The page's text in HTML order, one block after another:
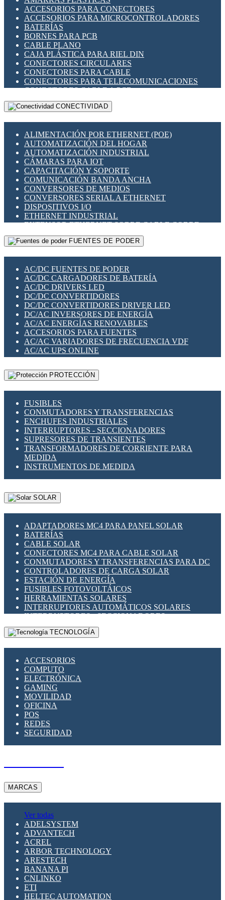
INDICADORES PARA PANEL
INTERFACES DE RELÉ
INTERRUPTORES FIN DE CARRERA
LLAVES CONMUTADORAS
MEDIDORES DE ENERGÍA Y TC'S DE CORRIENTE
MOTORES PASO A PASO
PANTALLAS HMI
PLC -CONTROLADORES LÓGICO PROGRAMABLES
PROGRAMADORES DE HORARIO
RELÉS DE PROTECCIÓN
SENSORES CAPACITIVOS
SENSORES INDUCTIVOS
TEMPORIZADORES
VARIACS
VARIADORES DE FRECUENCIA [VDF]
SECCIONADORES - INTERRUPTORES
MAQUINARIA
ACCESORIOS PARA CONECTORES
ACCESORIOS PARA MICROCONTROLADORES
BATERÍAS
BORNES PARA PCB
CABLE PLANO
CAJA PLÁSTICA PARA RIEL DIN
CONECTORES CIRCULARES
CONECTORES PARA CABLE
CONECTORES PARA TELECOMUNICACIONES
CONECTORES CABLE A PCB
CONECTORES PCB A CABLE
DIP SWITCHES
HERRAMIENTAS VARIAS
ILUMINACIÓN LED
INTERRUPTORES REED
INTERFACES DE RELÉ
OTROS RELÉS
PROTECCIÓN TÉRMICA
RELÉS AUTOMOTRICES
RELÉS DE SEÑAL
RELÉS DE ESTADO SÓLIDO SSR
RELÉS INDUSTRIALES
RELÉS MINIATURA DE POTENCIA
SENSORES MAGNÉTICOS
SWITCH Y MICROSWITCH
TARJETAS PI
UNIÓN Y DERIVACIÓN DE CABLE
CONECTIVIDAD
ALIMENTACIÓN POR ETHERNET (POE)
AUTOMATIZACIÓN DEL HOGAR
AUTOMATIZACIÓN INDUSTRIAL
CÁMARAS PARA IOT
CAPACITACIÓN Y SOPORTE
COMUNICACIÓN BANDA ANCHA
CONVERSORES DE MEDIOS
CONVERSORES SERIAL A ETHERNET
DISPOSITIVOS I/O
ETHERNET INDUSTRIAL
EXTENSOR ETHERNET SOBRE CABLE COBRE
GATEWAY LORAWAN
GESTIÓN DE REDES
PLACAS MODULARES IOT
SWITCHES Y REDES WIFI
SOLUCIONES IOT
SOLUCIONES LORAWAN
SOLUCIONES RED CELULAR
SEGURIDAD PARA REDES
SWITCHES LAN
TELEFONÍA IP (VOIP)
VIGILANCIA IP (CCTV)
MESHTASTIC
FUENTES DE PODER
AC/DC FUENTES DE PODER
AC/DC CARGADORES DE BATERÍA
AC/DC DRIVERS LED
DC/DC CONVERTIDORES
DC/DC CONVERTIDORES DRIVER LED
DC/AC INVERSORES DE ENERGÍA
AC/AC ENERGÍAS RENOVABLES
ACCESORIOS PARA FUENTES
AC/AC VARIADORES DE FRECUENCIA VDF
AC/AC UPS ONLINE
PROTECCIÓN
FUSIBLES
CONMUTADORES Y TRANSFERENCIAS
ENCHUFES INDUSTRIALES
INTERRUPTORES - SECCIONADORES
SUPRESORES DE TRANSIENTES
TRANSFORMADORES DE CORRIENTE PARA
MEDIDA
INSTRUMENTOS DE MEDIDA
SOLAR
ADAPTADORES MC4 PARA PANEL SOLAR
BATERÍAS
CABLE SOLAR
CONECTORES MC4 PARA CABLE SOLAR
CONMUTADORES Y TRANSFERENCIAS PARA DC
CONTROLADORES DE CARGA SOLAR
ESTACIÓN DE ENERGÍA
FUSIBLES FOTOVOLTÁICOS
HERRAMIENTAS SOLARES
INTERRUPTORES AUTOMÁTICOS SOLARES
INTERRUPTORES - SECCIONADORES
FOTOVOLTÁICOS
MONTAJE PANEL SOLAR
SUPRESOR DE TRANSIENTES SPDS PARA
APLICACIONES FOTOVOLTAICAS
TECNOLOGÍA
ACCESORIOS
COMPUTO
ELECTRÓNICA
GAMING
MOVILIDAD
OFICINA
POS
REDES
SEGURIDAD
MARCAS
Ver todas
ADELSYSTEM
ADVANTECH
ACREL
ARBOR TECHNOLOGY
ARESTECH
BANANA PI
CNLINKO
ETI
HELTEC AUTOMATION